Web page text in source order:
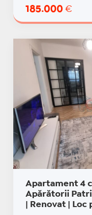
185.000 €
Apartament 4
Apărătorii
| Renovat | Loc